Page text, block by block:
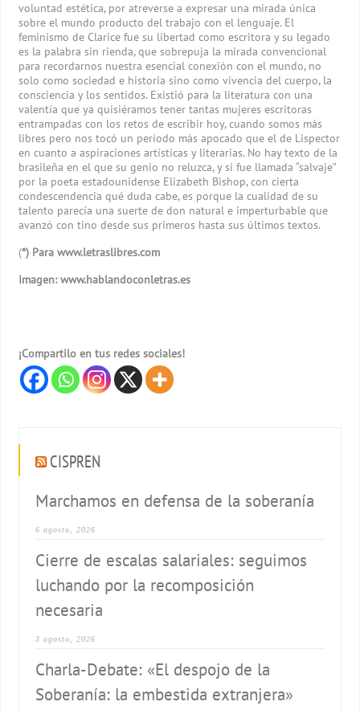
voluntad estética, por atreverse a expresar una mirada única
sobre el mundo producto del trabajo con el lenguaje. El
feminismo de Clarice fue su libertad como escritora y su legado
es la palabra sin rienda, que sobrepuja la mirada convencional
para recordarnos nuestra esencial conexión con el mundo, no
solo como sociedad e historia sino como vivencia del cuerpo, la
consciencia y los sentidos. Existió para la literatura con una
valentía que ya quisiéramos tener tantas mujeres escritoras
entrampadas con los retos de escribir hoy, cuando somos más
libres pero nos tocó un período más apocado que el de Lispector
en cuanto a aspiraciones artísticas y literarias. No hay texto de la
brasileña en el que su genio no reluzca, y si fue llamada “salvaje”
por la poeta estadounidense Elizabeth Bishop, con cierta
condescendencia qué duda cabe, es porque la cualidad de su
talento parecía una suerte de don natural e imperturbable que
avanzó con tino desde sus primeros hasta sus últimos textos.
(*) Para www.letraslibres.com
Imagen: www.hablandoconletras.es
¡Compartilo en tus redes sociales!
CISPREN
Marchamos en defensa de la soberanía
6 agosto, 2026
Cierre de escalas salariales: seguimos
luchando por la recomposición
necesaria
3 agosto, 2026
Charla-Debate: «El despojo de la
Soberanía: la embestida extranjera»